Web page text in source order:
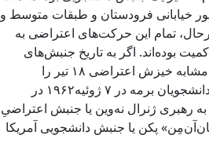
خیابانی فرودستان و طبقات متوسط و
تمام این حرکت‌های اعتراضی به
بوده‌اند. اگر به تاریخ جنبش‌های
اعتراضی در جهان نگاه کنیم مشابه خیزش اعتراضی ۱۸ تیر را
می‌توان در جنبش اعتراضی دانشجویان برمه در ۷ ژوئیه۱۹۶۲ در
رهبری ژنرال نه‌وین یا جنبش اعتراضیِ
پکن یا جنبش دانشجویی آمریکا